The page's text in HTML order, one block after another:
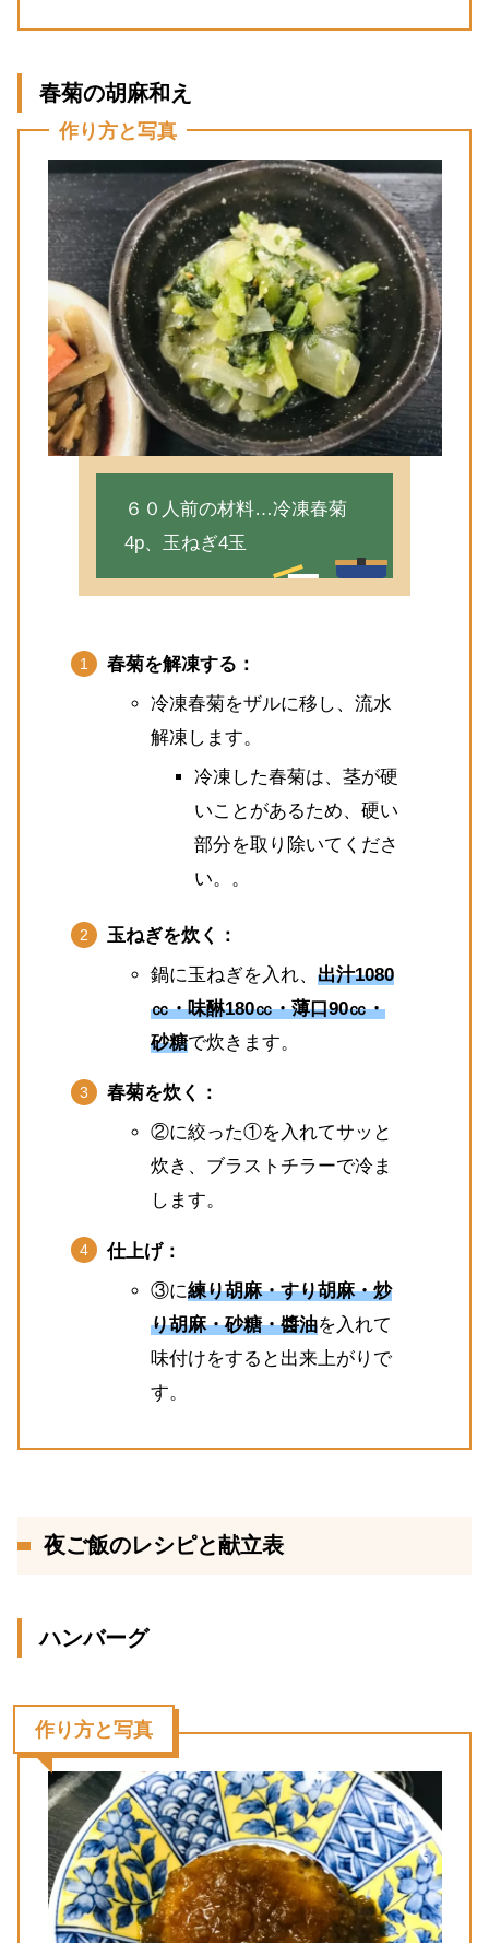
春菊の胡麻和え
作り方と写真
６０人前の材料…冷凍春菊
4p、玉ねぎ4玉
春菊を解凍する：
冷凍春菊をザルに移し、流水
解凍します。
冷凍した春菊は、茎が硬
いことがあるため、硬い
部分を取り除いてくださ
い。。
玉ねぎを炊く：
鍋に玉ねぎを入れ、 出汁1080
㏄・味醂180㏄・薄口90㏄・
砂糖で炊きます。
春菊を炊く：
②に絞った①を入れてサッと
炊き、ブラストチラーで冷ま
します。
仕上げ：
③に練り胡麻・すり胡麻・炒
り胡麻・砂糖・醬油を入れて
味付けをすると出来上がりで
す。
夜ご飯のレシピと献立表
ハンバーグ
作り方と写真